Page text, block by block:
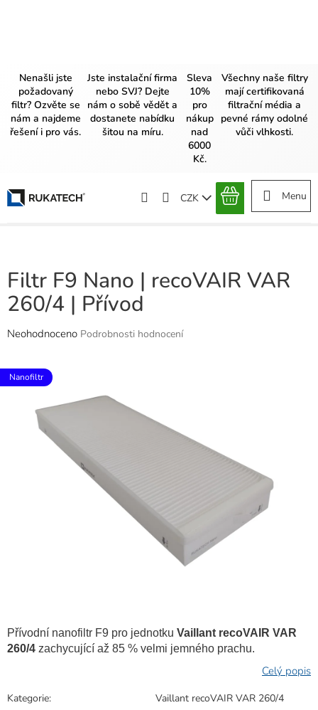
Nenašli jste
požadovaný
filtr? Ozvěte se
nám a najdeme
řešení i pro vás.
Jste instalační firma
nebo SVJ? Dejte
nám o sobě vědět a
dostanete nabídku
šitou na míru.
Sleva
10%
pro
nákup
nad
6000
Kč.
Všechny naše filtry
mají certifikovaná
filtrační média a
pevné rámy odolné
vůči vlhkosti.
CZK
NÁKUPNÍ
Filtr F9 Nano | recoVAIR VAR
260/4 | Přívod
Průměrné
je
0,0
hvězdiček.
Neohodnoceno Podrobnosti hodnocení
Nanofiltr
Přívodní nanofiltr F9 pro jednotku Vaillant recoVAIR VAR
260/4 zachycující až 85 % velmi jemného prachu.
Kategorie:
Vaillant recoVAIR VAR 260/4